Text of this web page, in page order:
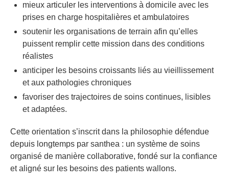
mieux articuler les interventions à domicile avec les
prises en charge hospitalières et ambulatoires
soutenir les organisations de terrain afin qu’elles
puissent remplir cette mission dans des conditions
réalistes
anticiper les besoins croissants liés au vieillissement
et aux pathologies chroniques
favoriser des trajectoires de soins continues, lisibles
et adaptées.
Cette orientation s’inscrit dans la philosophie défendue
depuis longtemps par santhea : un système de soins
organisé de manière collaborative, fondé sur la confiance
et aligné sur les besoins des patients wallons.